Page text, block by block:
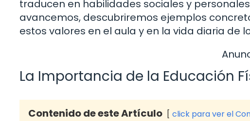
traducen en habilidades sociales y
avancemos, descubriremos ejemplos
estos valores en el aula y en la vida diaria de
La Importancia de la Educación
Contenido de este Artículo click para ver el